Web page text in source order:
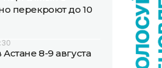
перекроют до 10
8-9 августа